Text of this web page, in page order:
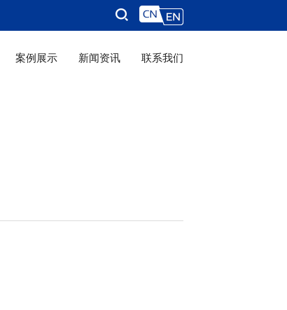
案例展示 新闻资讯 联系我们